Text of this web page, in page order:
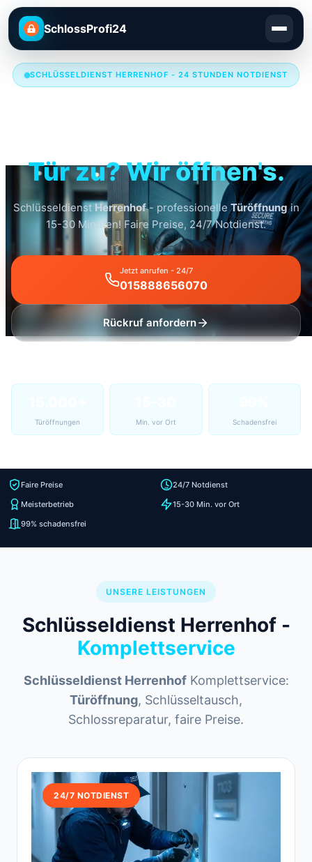
SchlossProfi24
SCHLÜSSELDIENST HERRENHOF - 24 STUNDEN NOTDIENST
Tür zu? Wir öffnen's.
Schlüsseldienst Herrenhof- professionelle Türöffnungin
15-30 Minuten! Faire Preise, 24/7 Notdienst.
Jetzt anrufen - 24/7
015888656070
Rückruf anfordern
Türöffnungen Min. vor Ort Schadensfrei
Faire Preise
24/7 Notdienst
Meisterbetrieb
15-30 Min. vor Ort
99% schadensfrei
UNSERE LEISTUNGEN
Schlüsseldienst Herrenhof -
Komplettservice
Schlüsseldienst HerrenhofKomplettservice:
Türöffnung, Schlüsseltausch,
Schlossreparatur, faire Preise.
24/7 NOTDIENST